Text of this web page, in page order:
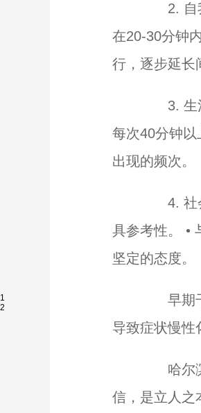
1
2
2. 自我
在20-30分钟
行，逐步延长
3. 生活
每次40分钟
出现的频次。
4. 社会
具参考性。 •
坚定的态度。
早期干
导致症状慢性
哈尔滨
信，是立人之